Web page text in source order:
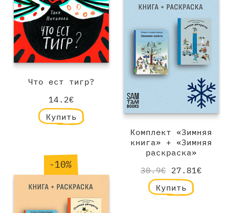
Что ест тигр?
14.2€
Купить
Комплект «Зимняя
книга» + «Зимняя
раскраска»
30.9€27.81€
Купить
-10%